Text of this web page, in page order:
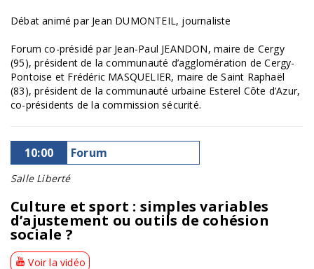
Débat animé par Jean DUMONTEIL, journaliste
Forum co-présidé par Jean-Paul JEANDON, maire de Cergy
(95), président de la communauté d’agglomération de Cergy-
Pontoise et Frédéric MASQUELIER, maire de Saint Raphaël
(83), président de la communauté urbaine Esterel Côte d’Azur,
co-présidents de la commission sécurité.
10:00 Forum
Salle Liberté
Culture et sport : simples variables
d’ajustement ou outils de cohésion
sociale ?
Voir la vidéo